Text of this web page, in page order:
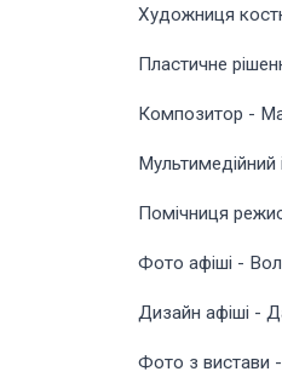
Художниця
Пластичне
Композитор -
Помічниця
Фото афіші -
Дизайн афіші -
Фото з вистави